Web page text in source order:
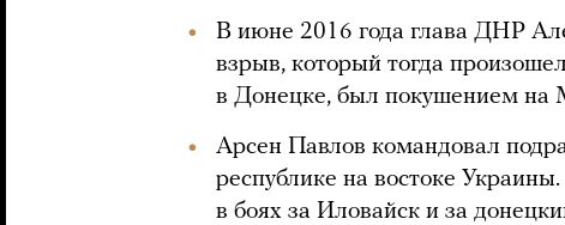
В июне 2016 года глава ДНР
взрыв, который тогда
в Донецке, был покушением на
Арсен Павлов командовал
республике на востоке
в боях за Иловайск и за